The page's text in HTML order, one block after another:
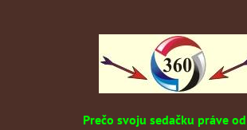
Prečo svoju sedačku práve